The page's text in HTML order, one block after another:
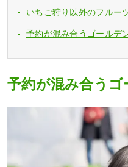
いちご狩り以外のフルー
予約が混み合うゴールデ
予約が混み合うゴ